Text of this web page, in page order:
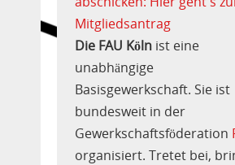
Die FAU Kölnist eine
unabhängige
Basisgewerkschaft. Sie ist
bundesweit in der
Gewerkschaftsföderation
organisiert. Tretet bei,